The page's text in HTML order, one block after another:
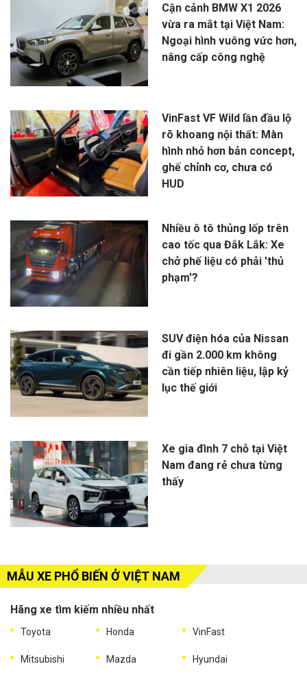
Cận cảnh BMW X1 2026
vừa ra mắt tại Việt Nam:
Ngoại hình vuông vức hơn,
nâng cấp công nghệ
VinFast VF Wild lần đầu lộ
rõ khoang nội thất: Màn
hình nhỏ hơn bản concept,
ghế chỉnh cơ, chưa có
HUD
Nhiều ô tô thủng lốp trên
cao tốc qua Đắk Lắk: Xe
chở phế liệu có phải 'thủ
phạm'?
SUV điện hóa của Nissan
đi gần 2.000 km không
cần tiếp nhiên liệu, lập kỷ
lục thế giới
Xe gia đình 7 chỗ tại Việt
Nam đang rẻ chưa từng
thấy
MẪU XE PHỔ BIẾN Ở VIỆT NAM
Hãng xe tìm kiếm nhiều nhất
Toyota Honda VinFast
Mitsubishi Mazda Hyundai